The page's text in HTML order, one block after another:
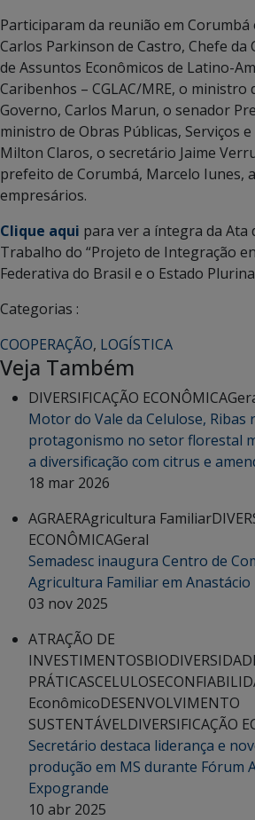
Participaram da reunião em Corumbá
Carlos Parkinson de Castro, Chefe da
de Assuntos Econômicos de Latino-
Caribenhos – CGLAC/MRE, o ministro
Governo, Carlos Marun, o senador
ministro de Obras Públicas, Serviços
Milton Claros, o secretário Jaime
prefeito de Corumbá, Marcelo Iunes,
empresários.
Clique aqui para ver a íntegra da Ata
Trabalho do “Projeto de Integração
Federativa do Brasil e o Estado
Categorias :
COOPERAÇÃO, LOGÍSTICA
Veja Também
DIVERSIFICAÇÃO ECONÔMICA
Motor do Vale da Celulose, Ribas
protagonismo no setor florestal
a diversificação com citrus e
18 mar 2026
AGRAERAgricultura Familiar
ECONÔMICAGeral
Semadesc inaugura Centro de
Agricultura Familiar em Anastácio
03 nov 2025
ATRAÇÃO DE
INVESTIMENTOS
PRÁTICASCELULOSE
EconômicoDESENVOLVIMENTO
SUSTENTÁVELDIVERSIFICAÇÃO
Secretário destaca liderança e
produção em MS durante Fórum
Expogrande
10 abr 2025